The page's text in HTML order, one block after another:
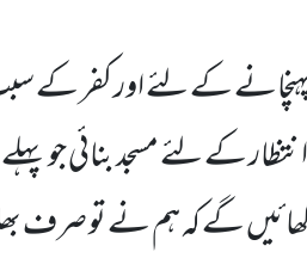
کے لئے اور کفر کے
کے لئے مسجد بنائی جو
گے کہ ہم نے تو صرف